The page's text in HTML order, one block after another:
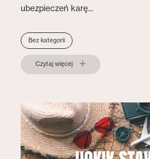
ubezpieczeń karę...
Bez kategorii
Czytaj więcej